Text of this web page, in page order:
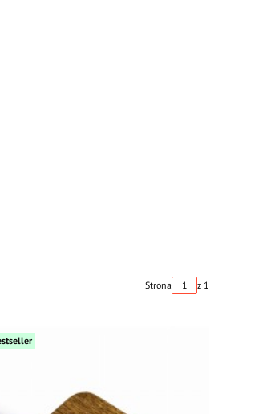
Zobacz szczegóły
Strona z 1